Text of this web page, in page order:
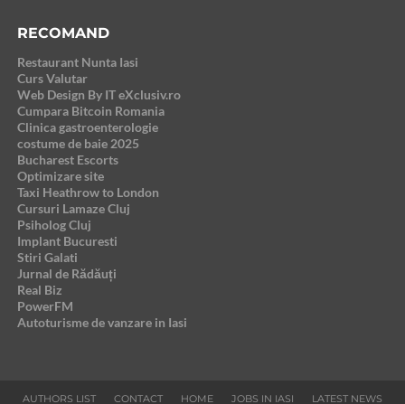
RECOMAND
Restaurant Nunta Iasi
Curs Valutar
Web Design By IT eXclusiv.ro
Cumpara Bitcoin Romania
Clinica gastroenterologie
costume de baie 2025
Bucharest Escorts
Optimizare site
Taxi Heathrow to London
Cursuri Lamaze Cluj
Psiholog Cluj
Implant Bucuresti
Stiri Galati
Jurnal de Rădăuți
Real Biz
PowerFM
Autoturisme de vanzare in Iasi
AUTHORS LIST CONTACT HOME JOBS IN IASI LATEST NEWS